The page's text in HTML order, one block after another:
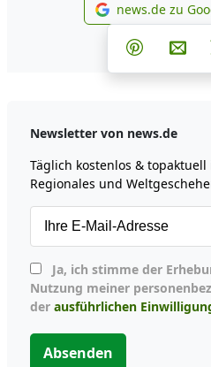
news.de zu
Teilen
Teilen auf
Per
Newsletter von news.de
Täglich kostenlos &
Regionales und
Nutzung meiner
der ausführlichen
Absenden